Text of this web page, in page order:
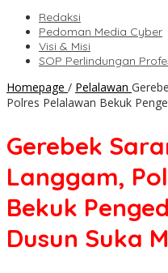
Redaksi
Pedoman Media Cyber
Visi & Misi
SOP Perlindungan
Homepage / Pelalawan
Polres Pelalawan Bekuk
Gerebek
Langgam,
Bekuk
Dusun Suka